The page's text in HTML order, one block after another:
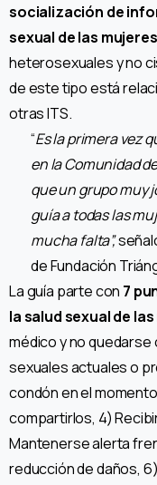
socialización de
sexual de las mujeres
heterosexuales y no
de este tipo está
otras ITS.
“Es la primera vez
en la Comunidad
que un grupo muy
guía a todas las
mucha falta”,
de Fundación
La guía parte con 7
la salud sexual de
médico y no quedarse
sexuales actuales o
condón en el
compartirlos, 4)
Mantenerse alerta
reducción de daños,